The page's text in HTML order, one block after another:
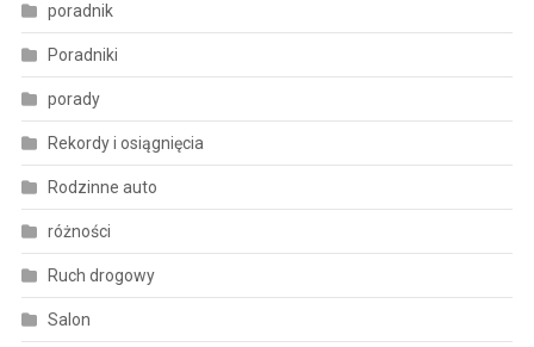
poradnik
Poradniki
porady
Rekordy i osiągnięcia
Rodzinne auto
różności
Ruch drogowy
Salon